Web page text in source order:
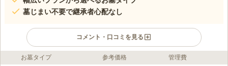
墓じまい不要で継承者心配なし
コメント・口コミを見る
ライフドット編集部のコメント
お墓タイプ 参考価格 管理費